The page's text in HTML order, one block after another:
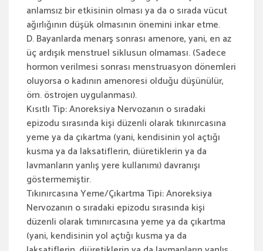
anlamsız bir etkisinin olması ya da o sırada vücut
ağırlığının düşük olmasının önemini inkar etme.
D. Bayanlarda menarş sonrası amenore, yani, en az
üç ardışık menstruel siklusun olmaması. (Sadece
hormon verilmesi sonrası menstruasyon dönemleri
oluyorsa o kadının amenoresi olduğu düşünülür,
örn. östrojen uygulanması).
Kısıtlı Tip: Anoreksiya Nervozanın o sıradaki
epizodu sırasında kişi düzenli olarak tıkınırcasına
yeme ya da çıkartma (yani, kendisinin yol açtığı
kusma ya da laksatiflerin, diüretiklerin ya da
lavmanların yanlış yere kullanımı) davranışı
göstermemiştir.
Tıkınırcasına Yeme/Çıkartma Tipi: Anoreksiya
Nervozanın o sıradaki epizodu sırasında kişi
düzenli olarak tımınırcasına yeme ya da çıkartma
(yani, kendisinin yol açtığı kusma ya da